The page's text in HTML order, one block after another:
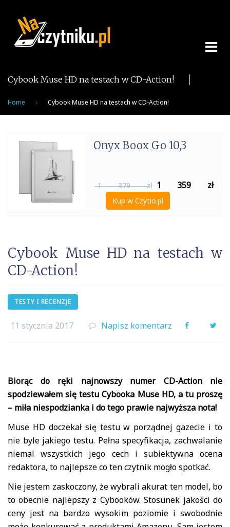
content
Cybook Muse HD na testach w CD-Action!
Home Cybook Muse HD na testach w CD-Action!
Onyx Boox Go 10,3
1 379 zł 1 359 zł
Kup w Czytio.pl
Cybook Muse HD na testach w
CD-Action!
TESTY I RECENZJE
11 stycznia 2017 Napisz komentarz Facebook
Biorąc do ręki najnowszy numer CD-Action nie
spodziewałem się testu Cybooka Muse HD, a tu proszę
– miła niespodzianka i do tego prawie najwyższa nota!
Muse HD doczekał się testu w porządnej gazecie i to
nie byle jakiego testu. Pełna specyfikacja, zachwalanie
niemal wszystkich jego cech i subiektywna ocena
redaktora, to najlepsze co ten czytnik mogło spotkać.
Nie jestem zaskoczony, że wybrali akurat ten model, bo
to obecnie najlepszy z Cybooków. Stosunek jakości do
ceny jest na bardzo wysokim poziomie i swobodnie